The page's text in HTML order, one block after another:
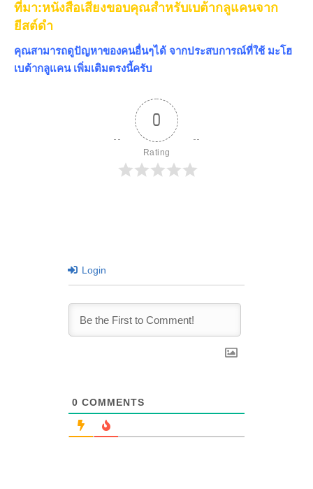
ที่มา:หนังสือเสียงขอบคุณสำหรับเบต้ากลูแคนจาก
ยีสต์ดำ
คุณสามารถดูปัญหาของคนอื่นๆได้ จากประสบการณ์ที่ใช้ มะโฮ
เบต้ากลูแคน เพิ่มเติมตรงนี้ครับ
0
Rating
Login
0 COMMENTS